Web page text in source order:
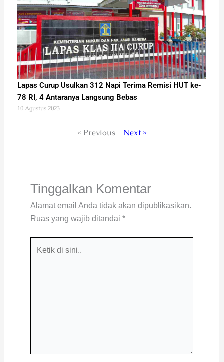
Lapas Curup Usulkan 312 Napi Terima Remisi HUT ke-
78 RI, 4 Antaranya Langsung Bebas
10 Agustus 2023
« Previous Next »
Tinggalkan Komentar
Alamat email Anda tidak akan dipublikasikan.
Ruas yang wajib ditandai *